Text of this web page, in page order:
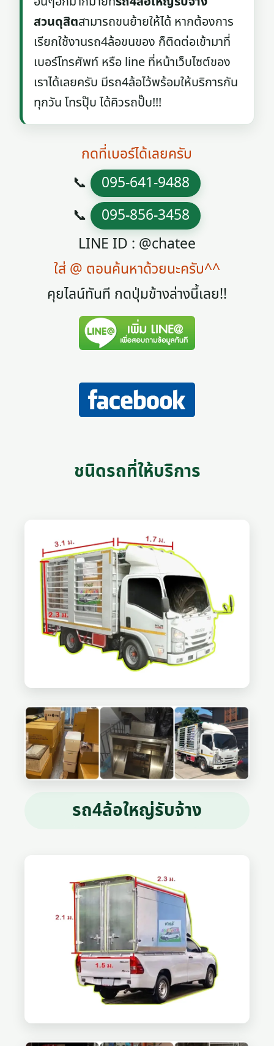
สวนดุสิตสามารถขนย้ายให้ได้ หากต้องการ
เรียกใช้งานรถ4ล้อขนของ ก็ติดต่อเข้ามาที่
เบอร์โทรศัพท์ หรือ line ที่หน้าเว็บไซต์ของ
เราได้เลยครับ มีรถ4ล้อไว้พร้อมให้บริการกัน
ทุกวัน โทรปุ๊บ ได้คิวรถปั๊บ!!!
กดที่เบอร์ได้เลยครับ
📞 095-641-9488
📞 095-856-3458
LINE ID : @chatee
ใส่ @ ตอนค้นหาด้วยนะครับ^^
คุยไลน์ทันที กดปุ่มข้างล่างนี้เลย!!
ชนิดรถที่ให้บริการ
รถ4ล้อใหญ่รับจ้าง